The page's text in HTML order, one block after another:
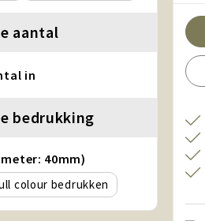
aantal
in
bedrukking
40mm)
colour